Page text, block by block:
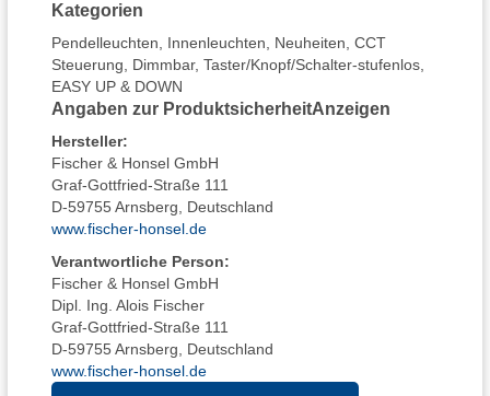
Kategorien
Pendelleuchten Innenleuchten Neuheiten CCT
Steuerung
Dimmbar, Taster/Knopf/Schalter-stufenlos
EASY UP & DOWN
Angaben zur ProduktsicherheitAnzeigen
Hersteller:
Fischer & Honsel GmbH
Graf-Gottfried-Straße 111
D-59755 Arnsberg, Deutschland
www.fischer-honsel.de
Verantwortliche Person:
Fischer & Honsel GmbH
Dipl. Ing. Alois Fischer
Graf-Gottfried-Straße 111
D-59755 Arnsberg, Deutschland
www.fischer-honsel.de